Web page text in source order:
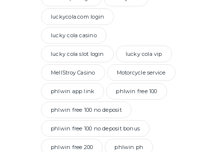
luckycola.com login
lucky cola casino
lucky cola slot login lucky cola vip
MellStroy Casino Motorcycle service
phlwin app link phlwin free 100
phlwin free 100 no deposit
phlwin free 100 no deposit bonus
phlwin free 200 phlwin ph